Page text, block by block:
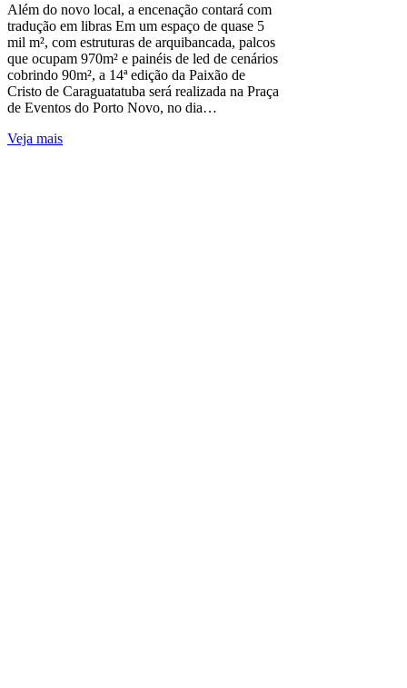
Além do novo local, a encenação contará com
tradução em libras Em um espaço de quase 5
mil m², com estruturas de arquibancada, palcos
que ocupam 970m² e painéis de led de cenários
cobrindo 90m², a 14ª edição da Paixão de
Cristo de Caraguatatuba será realizada na Praça
de Eventos do Porto Novo, no dia…
Veja mais